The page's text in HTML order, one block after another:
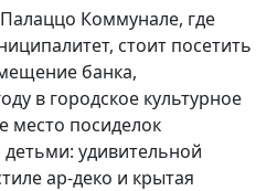
Коммунале, где
стоит посетить
банка,
в городское культурное
место посиделок
удивительной
ар-деко и крытая